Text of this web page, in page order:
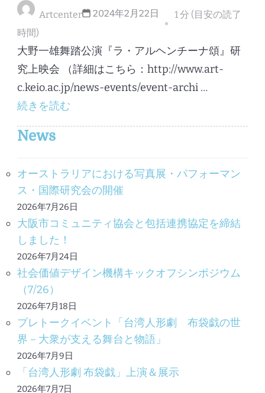
Artcenter 2024年2月22日
1 分 (目安の読了
時間)
大野一雄舞踏公演『ラ・アルヘンチーナ頌』研
究上映会 （詳細はこちら：http://www.art-
c.keio.ac.jp/news-events/event-archi …
続きを読む
News
オーストラリアにおける写真展・パフォーマン
ス・国際研究会の開催
2026年7月26日
大阪市コミュニティ協会と包括連携協定を締結
しました！
2026年7月24日
社会価値デザイン機構キックオフシンポジウム
（7/26）
2026年7月18日
プレトークイベント「台湾人形劇 布袋戯の世
界－大衆が支える舞台と物語」
2026年7月9日
「台湾人形劇 布袋戯」上演＆展示
2026年7月7日